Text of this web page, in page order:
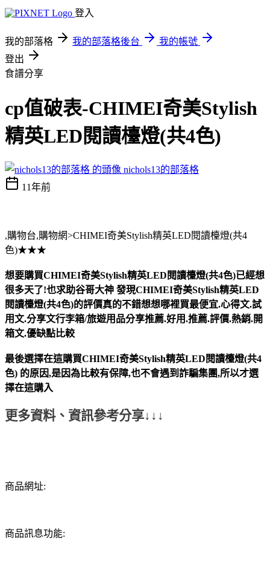
登入
我的部落格 我的部落格後台
我的帳號
登出
食譜分享
cp值破表-CHIMEI奇美Stylish
精英LED閱讀檯燈(共4色)
nichols13的部落格
11年前
,購物台,購物網>CHIMEI奇美Stylish精英LED閱讀檯燈(共4
色)★★★
想要購買CHIMEI奇美Stylish精英LED閱讀檯燈(共4色)已經想
很多天了!也求助谷哥大神 發現CHIMEI奇美Stylish精英LED
閱讀檯燈(共4色)的評價真的不錯想想哪裡買最便宜.心得文.試
用文.分享文行李箱/旅遊用品分享推薦.好用.推薦.評價.熱銷.開
箱文.優缺點比較
最後選擇在這購買CHIMEI奇美Stylish精英LED閱讀檯燈(共4
色) 的原因,是因為比較有保障,也不會遇到詐騙集團,所以才選
擇在這購入
更多資料、資訊參考分享↓↓↓
商品網址:
商品訊息功能: